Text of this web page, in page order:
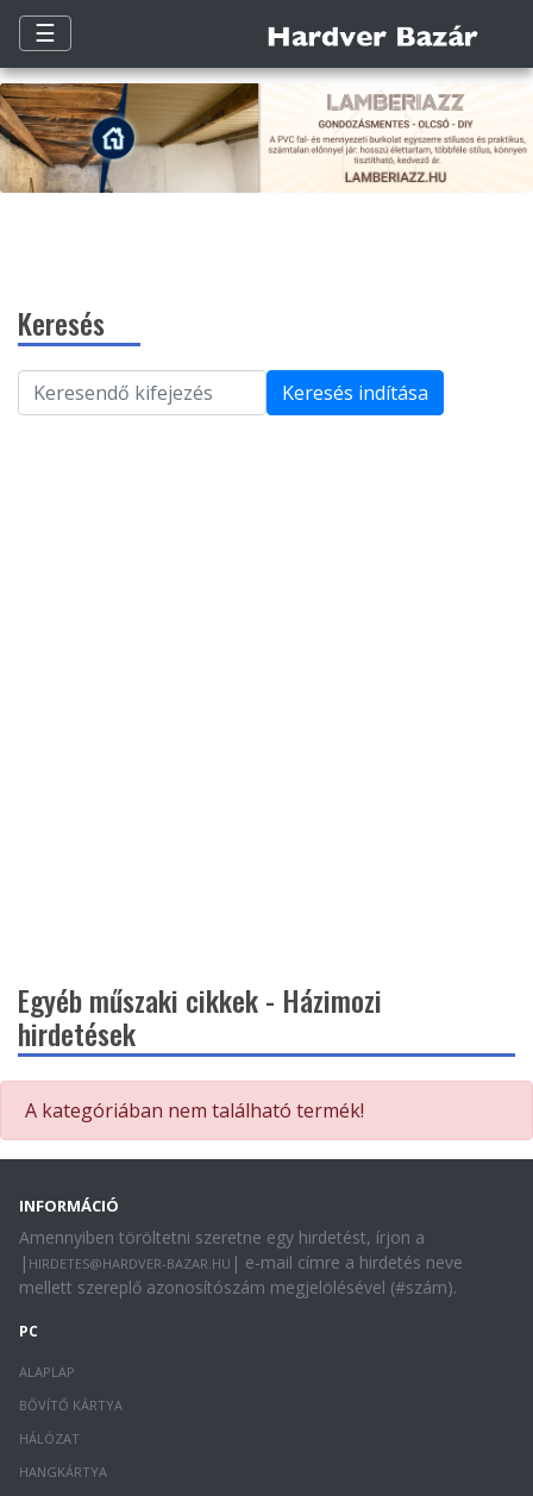
☰
Keresés
Keresés indítása
Egyéb műszaki cikkek - Házimozi
hirdetések
A kategóriában nem található termék!
INFORMÁCIÓ
Amennyiben töröltetni szeretne egy hirdetést, írjon a
| HIRDETES@HARDVER-BAZAR.HU | e-mail címre a hirdetés neve
mellett szereplő azonosítószám megjelölésével (#szám).
PC
ALAPLAP
BŐVÍTŐ KÁRTYA
HÁLÓZAT
HANGKÁRTYA